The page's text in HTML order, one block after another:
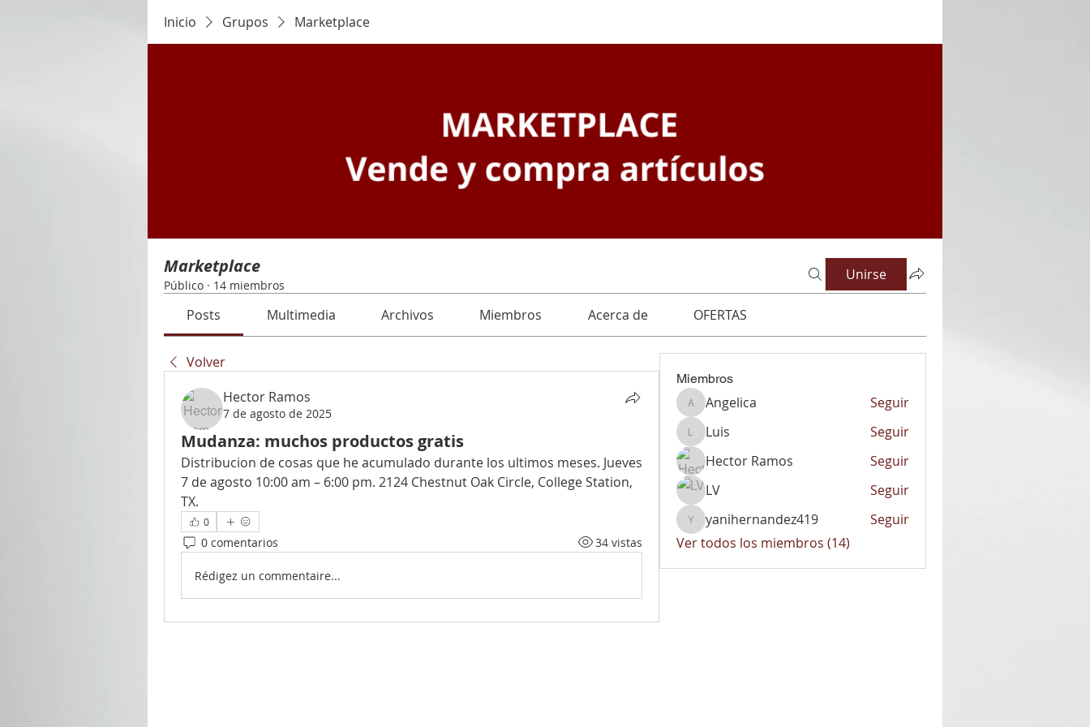
Inicio Grupos Marketplace
Marketplace
Público · 14 miembros
Unirse
Posts Multimedia Archivos Miembros Acerca de OFERTAS
Volver
Hector Ramos
7 de agosto de 2025
Mudanza: muchos productos gratis
Distribucion de cosas que he acumulado durante los ultimos meses. Jueves
7 de agosto 10:00 am – 6:00 pm. 2124 Chestnut Oak Circle, College Station,
TX.
0
0 comentarios 34 vistas
Rédigez un commentaire...
Miembros
Angelica
Angelica Seguir
LuisLuis
Seguir
Hector Ramos
Seguir
LV
Seguir
yanihernandez419
yanihernandez419
Seguir
Ver todos los miembros (14)